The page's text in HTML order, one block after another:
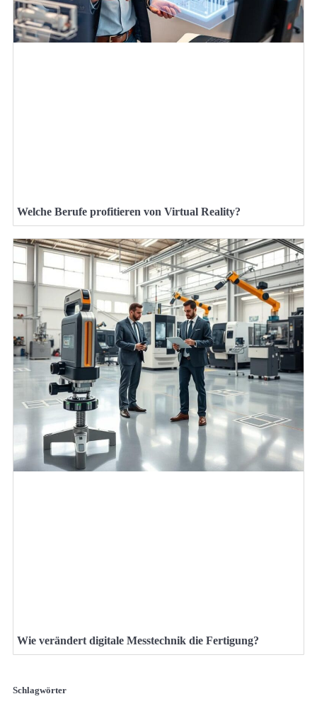
Welche Berufe profitieren von Virtual Reality?
Wie verändert digitale Messtechnik die Fertigung?
Schlagwörter